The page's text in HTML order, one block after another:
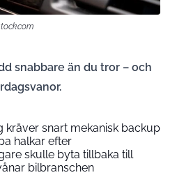
snabbare än du tror – och
kräver snart mekanisk backup
halkar efter
skulle byta tillbaka till
bilbranschen